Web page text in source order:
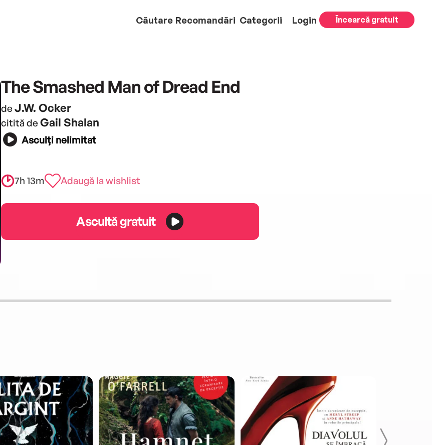
Căutare Recomandări Categorii Login Încearcă gratuit
The Smashed Man of Dread End
de J.W. Ocker
citită de Gail Shalan
Asculți nelimitat
7h 13m Adaugă la wishlist
Ascultă gratuit